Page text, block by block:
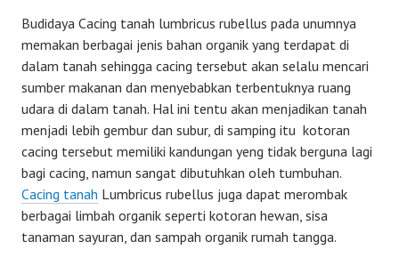
Budidaya Cacing tanah lumbricus rubellus pada unumnya
memakan berbagai jenis bahan organik yang terdapat di
dalam tanah sehingga cacing tersebut akan selalu mencari
sumber makanan dan menyebabkan terbentuknya ruang
udara di dalam tanah. Hal ini tentu akan menjadikan tanah
menjadi lebih gembur dan subur, di samping itu kotoran
cacing tersebut memiliki kandungan yeng tidak berguna lagi
bagi cacing, namun sangat dibutuhkan oleh tumbuhan.
Cacing tanah Lumbricus rubellus juga dapat merombak
berbagai limbah organik seperti kotoran hewan, sisa
tanaman sayuran, dan sampah organik rumah tangga.